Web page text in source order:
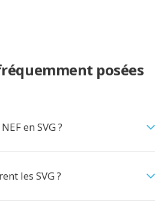
posées
en SVG ?
les SVG ?